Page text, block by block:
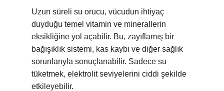
Uzun süreli su orucu, vücudun ihtiyaç
duyduğu temel vitamin ve minerallerin
eksikliğine yol açabilir. Bu, zayıflamış bir
bağışıklık sistemi, kas kaybı ve diğer sağlık
sorunlarıyla sonuçlanabilir. Sadece su
tüketmek, elektrolit seviyelerini ciddi şekilde
etkileyebilir.